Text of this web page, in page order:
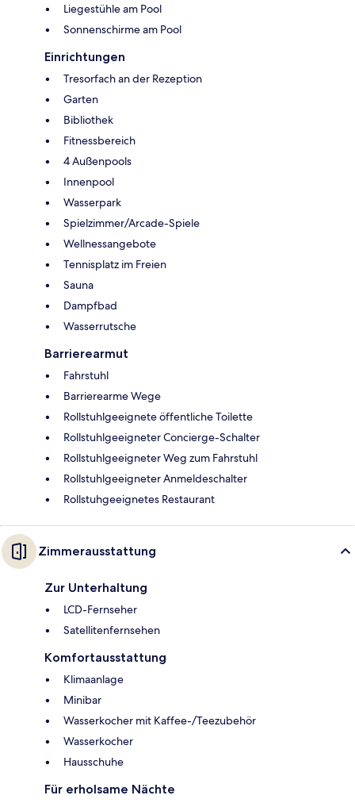
Liegestühle am Pool
Sonnenschirme am Pool
Einrichtungen
Tresorfach an der Rezeption
Garten
Bibliothek
Fitnessbereich
4 Außenpools
Innenpool
Wasserpark
Spielzimmer/Arcade-Spiele
Wellnessangebote
Tennisplatz im Freien
Sauna
Dampfbad
Wasserrutsche
Barrierearmut
Fahrstuhl
Barrierearme Wege
Rollstuhlgeeignete öffentliche Toilette
Rollstuhlgeeigneter Concierge-Schalter
Rollstuhlgeeigneter Weg zum Fahrstuhl
Rollstuhlgeeigneter Anmeldeschalter
Rollstuhgeeignetes Restaurant
Zimmerausstattung
Zur Unterhaltung
LCD-Fernseher
Satellitenfernsehen
Komfortausstattung
Klimaanlage
Minibar
Wasserkocher mit Kaffee-/Teezubehör
Wasserkocher
Hausschuhe
Für erholsame Nächte